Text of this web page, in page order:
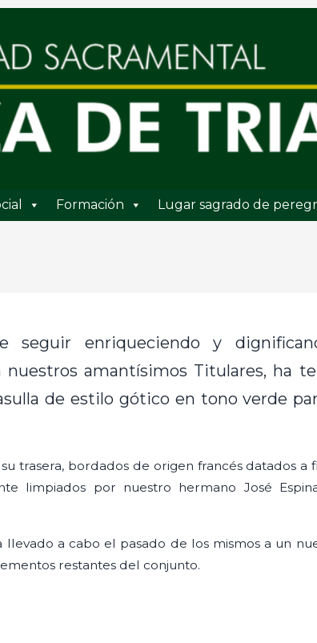
Formación Lugar sagrado de
seguir enriqueciendo y
amantísimos Titulares, ha
de estilo gótico en tono verde
trasera, bordados de origen francés datados a
limpiados por nuestro hermano José
a cabo el pasado de los mismos a un
restantes del conjunto.